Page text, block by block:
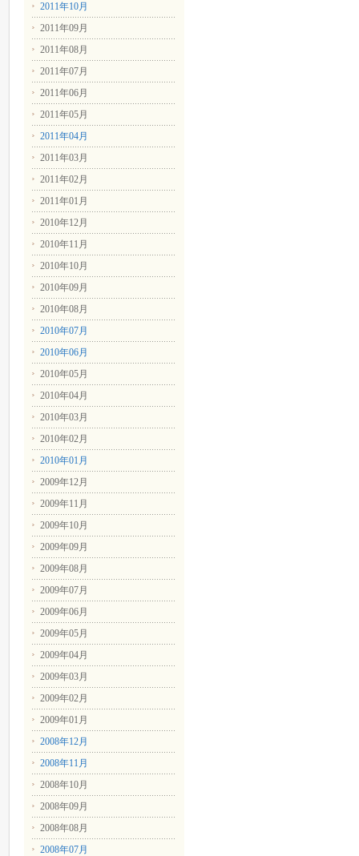
2011年10月
2011年09月
2011年08月
2011年07月
2011年06月
2011年05月
2011年04月
2011年03月
2011年02月
2011年01月
2010年12月
2010年11月
2010年10月
2010年09月
2010年08月
2010年07月
2010年06月
2010年05月
2010年04月
2010年03月
2010年02月
2010年01月
2009年12月
2009年11月
2009年10月
2009年09月
2009年08月
2009年07月
2009年06月
2009年05月
2009年04月
2009年03月
2009年02月
2009年01月
2008年12月
2008年11月
2008年10月
2008年09月
2008年08月
2008年07月